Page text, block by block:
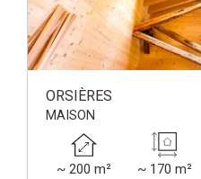
ORSIÈRES
MAISON
~ 200 m² ~ 170 m²